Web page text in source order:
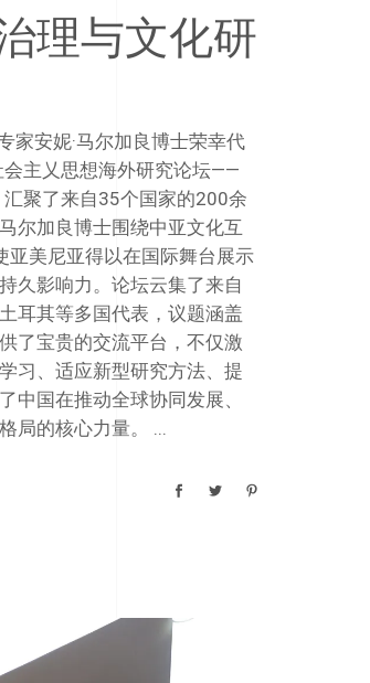
理与文化研
家安妮·马尔加良博士荣幸代
会主乂思想海外研究论坛——
聚了来自35个国家的200余
尔加良博士围绕中亚文化互
亚美尼亚得以在国际舞台展示
久影响力。论坛云集了来自
耳其等多国代表，议题涵盖
了宝贵的交流平台，不仅激
习、适应新型研究方法、提
中国在推动全球协同发展、
局的核心力量。